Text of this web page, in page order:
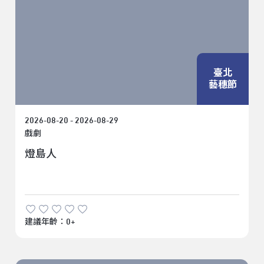
臺北
藝穗節
2026-08-20 - 2026-08-29
戲劇
燈島人
建議年齡：0+